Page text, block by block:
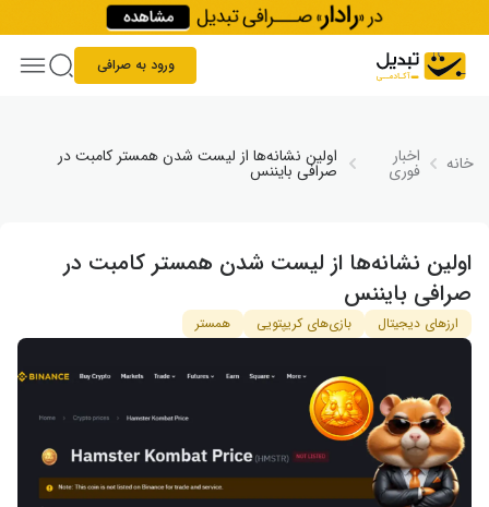
Skip to content
ورود به صرافی
خانه اخبار
فوری
اولین نشانه‌ها از لیست شدن همستر کامبت در
صرافی بایننس
اولین نشانه‌ها از لیست شدن همستر کامبت در
صرافی بایننس
ارزهای دیجیتال بازی‌های کریپتویی همستر